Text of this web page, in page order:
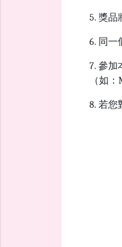
5. 獎品
6. 同一
7. 參加
（如
8. 若您